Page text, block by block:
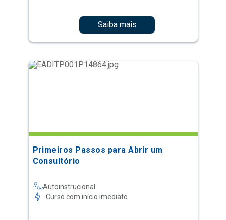
Saiba mais
Primeiros Passos para Abrir um
Consultório
Autoinstrucional
Curso com início imediato